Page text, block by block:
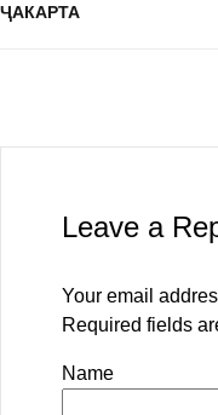
ҶАКАРТА
Leave a
Your email
Required fields
Name